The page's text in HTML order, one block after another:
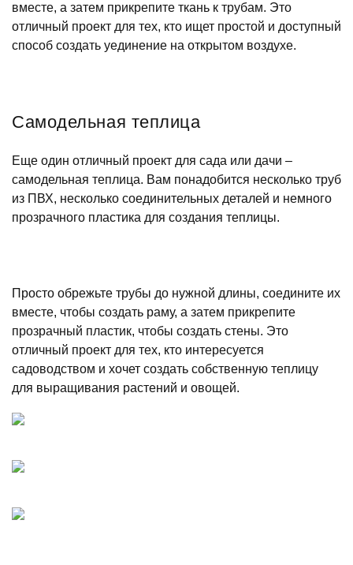
вместе, а затем прикрепите ткань к трубам. Это
отличный проект для тех, кто ищет простой и доступный
способ создать уединение на открытом воздухе.
Самодельная теплица
Еще один отличный проект для сада или дачи –
самодельная теплица. Вам понадобится несколько труб
из ПВХ, несколько соединительных деталей и немного
прозрачного пластика для создания теплицы.
Просто обрежьте трубы до нужной длины, соедините их
вместе, чтобы создать раму, а затем прикрепите
прозрачный пластик, чтобы создать стены. Это
отличный проект для тех, кто интересуется
садоводством и хочет создать собственную теплицу
для выращивания растений и овощей.